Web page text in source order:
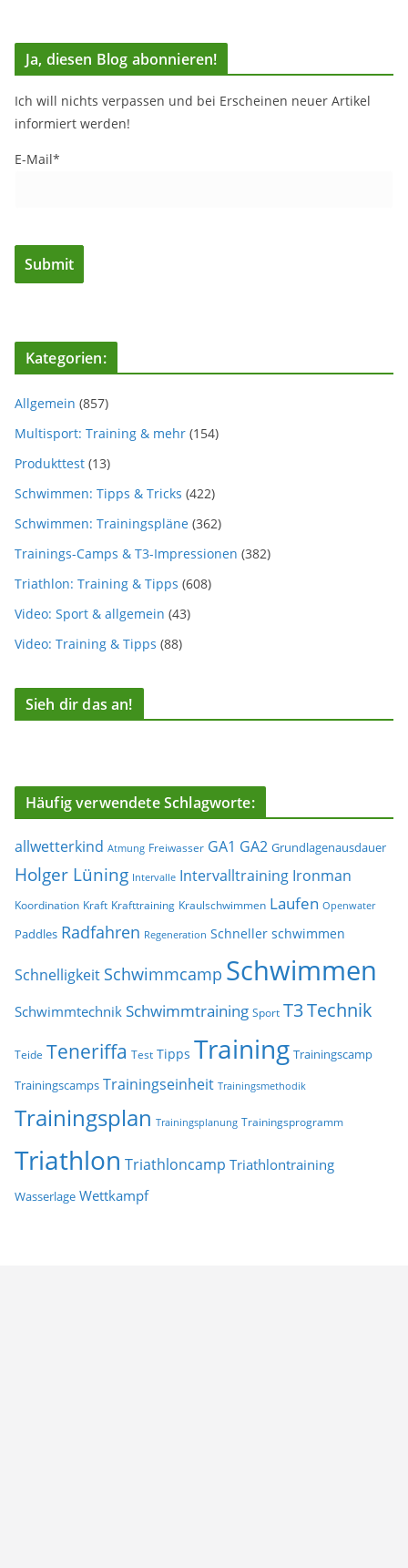
Ja, diesen Blog abonnieren!
Ich will nichts verpassen und bei Erscheinen neuer Artikel
informiert werden!
E-Mail*
Kategorien:
Allgemein (857)
Multisport: Training & mehr (154)
Produkttest (13)
Schwimmen: Tipps & Tricks (422)
Schwimmen: Trainingspläne (362)
Trainings-Camps & T3-Impressionen (382)
Triathlon: Training & Tipps (608)
Video: Sport & allgemein (43)
Video: Training & Tipps (88)
Sieh dir das an!
Häufig verwendete Schlagworte:
allwetterkind Atmung Freiwasser GA1 GA2 Grundlagenausdauer
Holger Lüning Intervalle Intervalltraining Ironman
Koordination Kraft Krafttraining Kraulschwimmen Laufen Openwater
Paddles Radfahren Regeneration Schneller schwimmen
Schnelligkeit Schwimmcamp Schwimmen
Schwimmtechnik Schwimmtraining Sport T3Technik
Teide Teneriffa Test Tipps Training Trainingscamp
Trainingscamps Trainingseinheit Trainingsmethodik
Trainingsplan Trainingsplanung Trainingsprogramm
Triathlon Triathloncamp Triathlontraining
Wasserlage Wettkampf